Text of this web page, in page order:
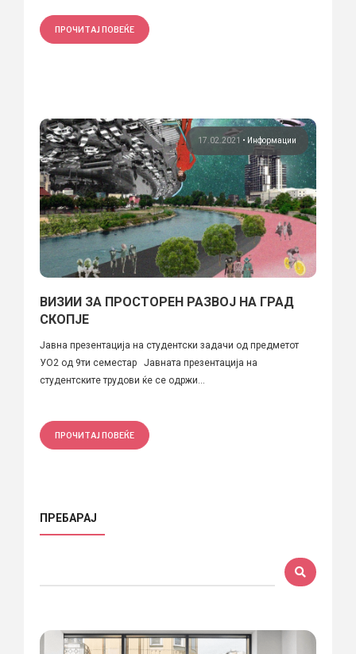
ПРОЧИТАЈ ПОВЕЌЕ
17.02.2021 • Информации
ВИЗИИ ЗА ПРОСТОРЕН РАЗВОЈ НА ГРАД
СКОПЈЕ
Јавна презентација на студентски задачи од предметот
УО2 од 9ти семестар Јавната презентација на
студентските трудови ќе се одржи...
ПРОЧИТАЈ ПОВЕЌЕ
ПРЕБАРАЈ